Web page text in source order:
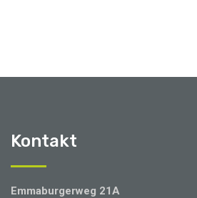
Kontakt
Emmaburgerweg 21A